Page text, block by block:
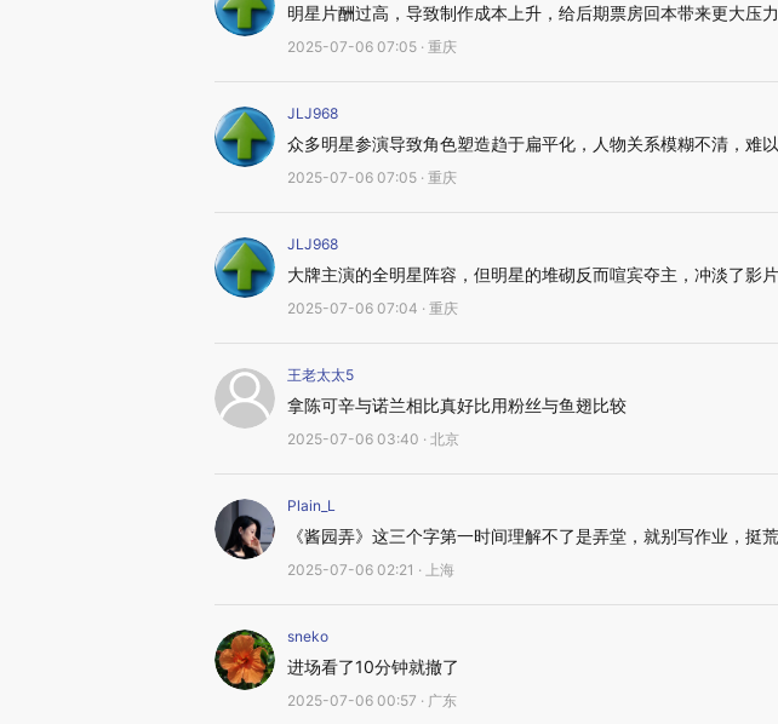
明星片酬过高，导致制作成本上升，给后期票房回本带来更大压力
2025-07-06 07:05 · 重庆
JLJ968
众多明星参演导致角色塑造趋于扁平化，人物关系模糊不清，难以
2025-07-06 07:05 · 重庆
JLJ968
大牌主演的全明星阵容，但明星的堆砌反而喧宾夺主，冲淡了影
2025-07-06 07:04 · 重庆
王老太太5
拿陈可辛与诺兰相比真好比用粉丝与鱼翅比较
2025-07-06 03:40 · 北京
Plain_L
《酱园弄》这三个字第一时间理解不了是弄堂，就别写作业，挺
2025-07-06 02:21 · 上海
sneko
进场看了10分钟就撤了
2025-07-06 00:57 · 广东